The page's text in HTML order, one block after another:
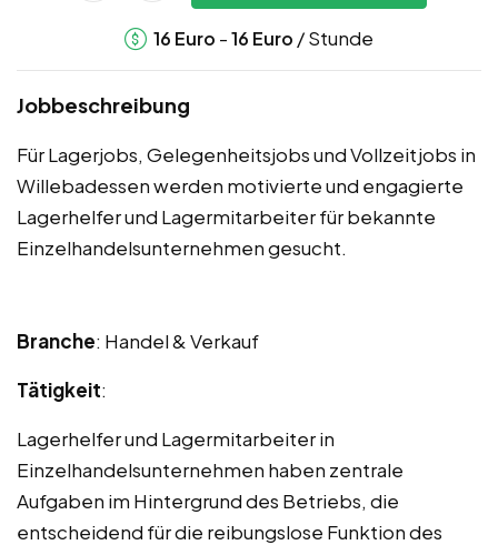
16 Euro -16 Euro / Stunde
Jobbeschreibung
Für Lagerjobs, Gelegenheitsjobs und Vollzeitjobs in
Willebadessen werden motivierte und engagierte
Lagerhelfer und Lagermitarbeiter für bekannte
Einzelhandelsunternehmen gesucht.
Branche: Handel & Verkauf
Tätigkeit:
Lagerhelfer und Lagermitarbeiter in
Einzelhandelsunternehmen haben zentrale
Aufgaben im Hintergrund des Betriebs, die
entscheidend für die reibungslose Funktion des